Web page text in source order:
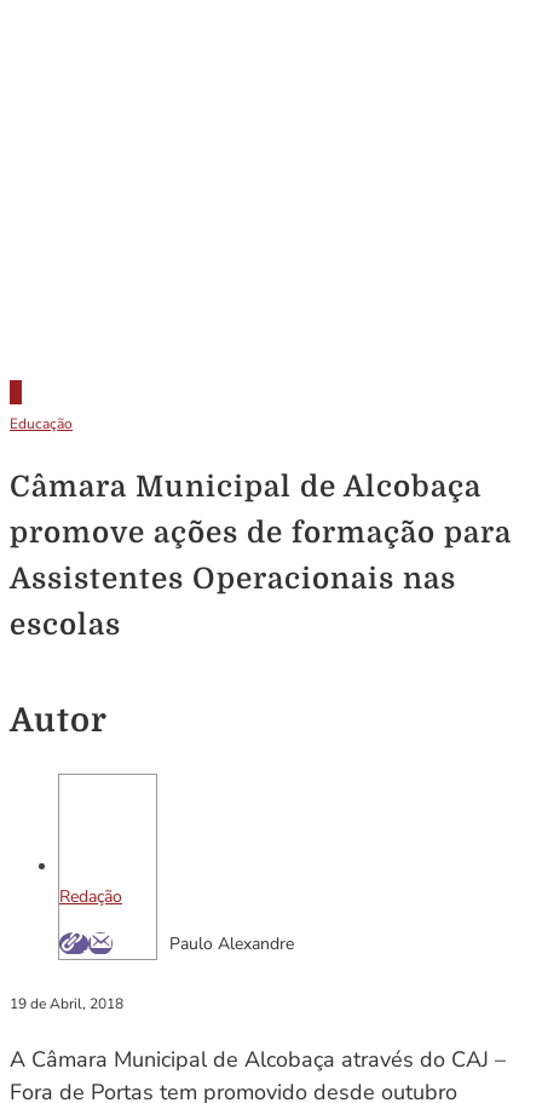
Educação
Câmara Municipal de Alcobaça
promove ações de formação para
Assistentes Operacionais nas
escolas
Autor
Redação
Paulo Alexandre
19 de Abril, 2018
A Câmara Municipal de Alcobaça através do CAJ –
Fora de Portas tem promovido desde outubro